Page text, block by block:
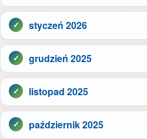
styczeń 2026
grudzień 2025
listopad 2025
październik 2025